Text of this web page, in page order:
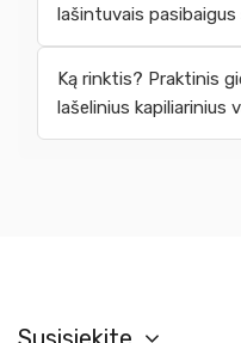
lašintuvais pasibaigus
Ką rinktis? Praktinis
lašelinius kapiliarinius